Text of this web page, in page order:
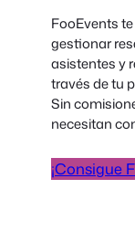
FooEvents
gestionar
asistentes y
través de tu
Sin
necesitan
¡Consigue